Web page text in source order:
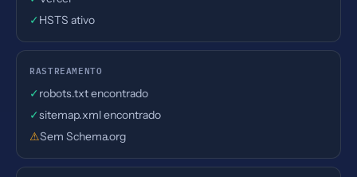
✓ HSTS ativo
RASTREAMENTO
✓ robots.txt encontrado
✓sitemap.xml encontrado
⚠Sem Schema.org